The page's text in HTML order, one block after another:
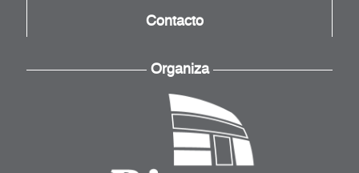
Contacto
Organiza